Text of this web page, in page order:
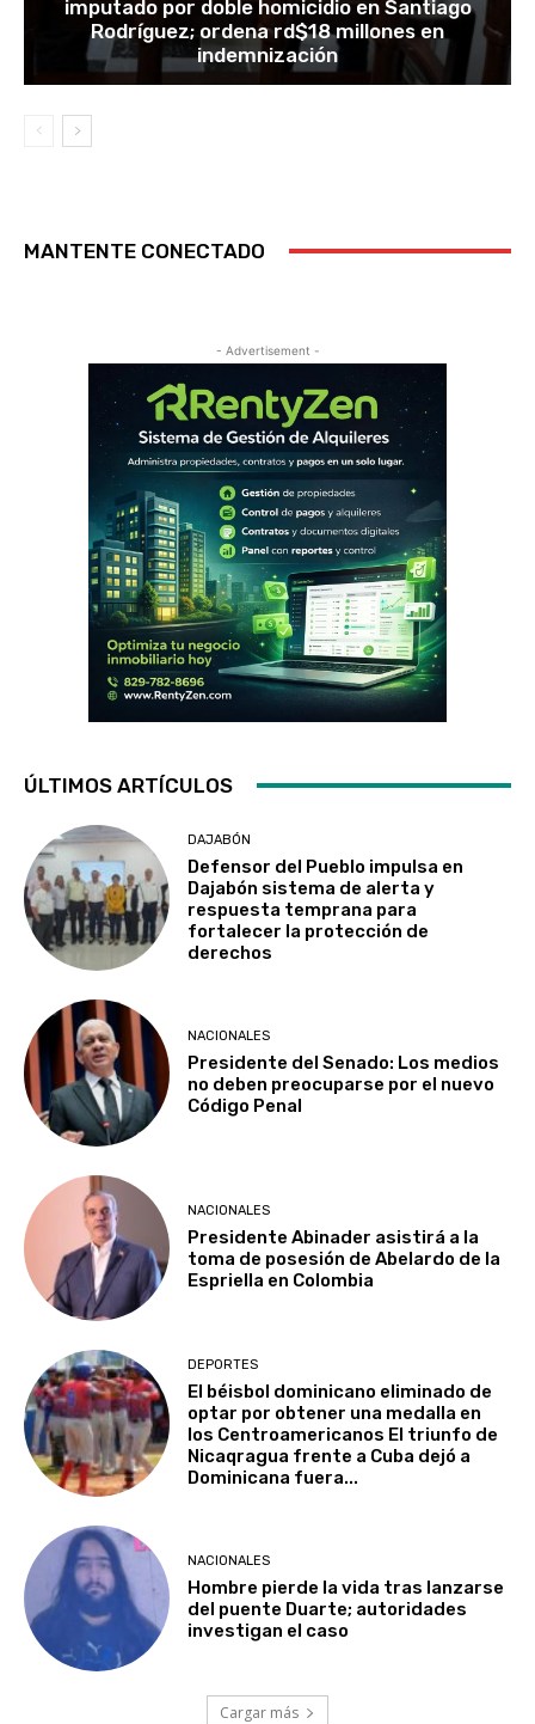
imputado por doble homicidio en Santiago
Rodríguez; ordena rd$18 millones en
indemnización
MANTENTE CONECTADO
- Advertisement -
ÚLTIMOS ARTÍCULOS
DAJABÓN
Defensor del Pueblo impulsa en
Dajabón sistema de alerta y
respuesta temprana para
fortalecer la protección de
derechos
NACIONALES
Presidente del Senado: Los medios
no deben preocuparse por el nuevo
Código Penal
NACIONALES
Presidente Abinader asistirá a la
toma de posesión de Abelardo de la
Espriella en Colombia
DEPORTES
El béisbol dominicano eliminado de
optar por obtener una medalla en
los Centroamericanos El triunfo de
Nicaqragua frente a Cuba dejó a
Dominicana fuera...
NACIONALES
Hombre pierde la vida tras lanzarse
del puente Duarte; autoridades
investigan el caso
Cargar más